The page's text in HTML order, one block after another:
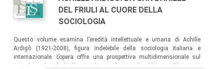
DEL FRIULI AL CUORE DELLA
SOCIOLOGIA
Questo volume esamina l’eredità intellettuale e umana di Achille
Ardigò (1921-2008), figura indelebile della sociologia italiana e
internazionale. L’opera offre una prospettiva multidimensionale sul